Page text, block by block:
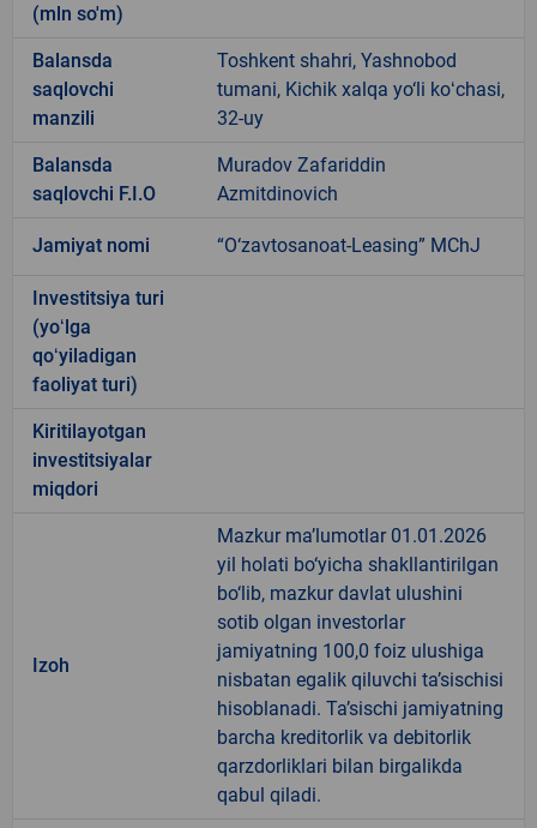
(mln so'm)
Balansda
saqlovchi
manzili
Toshkent shahri, Yashnobod
tumani, Kichik xalqa yo‘li koʻchasi,
32-uy
Balansda
saqlovchi F.I.O
Muradov Zafariddin
Azmitdinovich
Jamiyat nomi “O‘zavtosanoat-Leasing” MChJ
Investitsiya turi
(yoʻlga
qoʻyiladigan
faoliyat turi)
Kiritilayotgan
investitsiyalar
miqdori
Izoh
Mazkur ma’lumotlar 01.01.2026
yil holati bo‘yicha shakllantirilgan
bo‘lib, mazkur davlat ulushini
sotib olgan investorlar
jamiyatning 100,0 foiz ulushiga
nisbatan egalik qiluvchi ta’sischisi
hisoblanadi. Ta’sischi jamiyatning
barcha kreditorlik va debitorlik
qarzdorliklari bilan birgalikda
qabul qiladi.